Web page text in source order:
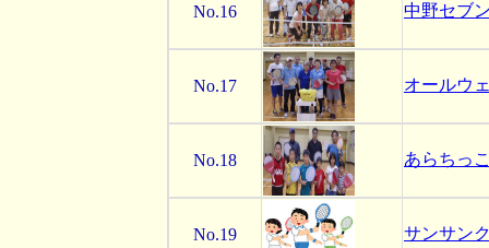
No.16 中野セブ
No.17 オールウ
No.18 あらちっ
No.19 サンサン